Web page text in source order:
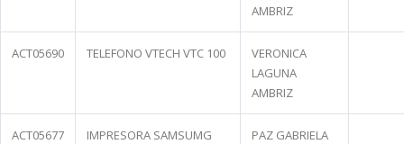
AMBRIZ
ACT05690 TELEFONO VTECH VTC 100
VERONICA
LAGUNA
AMBRIZ
ACT05677
IMPRESORA SAMSUMG
PAZ GABRIELA